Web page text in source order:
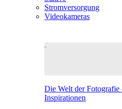
Stromversorgung
Videokameras
Die Welt der Fotografie
Inspirationen